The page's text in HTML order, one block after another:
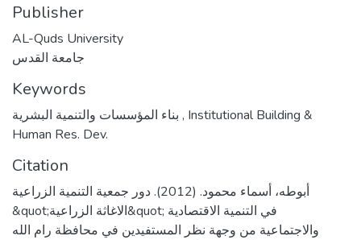
Publisher
AL-Quds University
جامعة القدس
Keywords
, Institutional Building &
Human Res. Dev.
Citation
أبوطه، أسماء محمود. (2012). دور جمعية التنمية الزراعية
&quot;الاغاثة الزراعية&quot; في التنمية الاقتصادية
والاجتماعية من وجهة نظر المستفيدين في محافظة رام الله